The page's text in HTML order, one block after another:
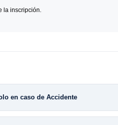
la inscripción.
en caso de Accidente